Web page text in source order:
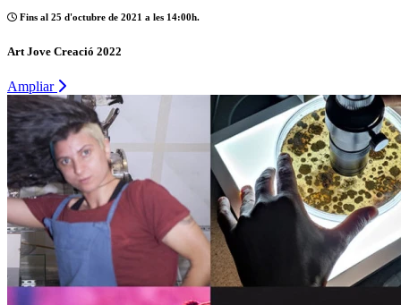
Fins al 25 d'octubre de 2021 a les 14:00h.
Art Jove Creació 2022
Ampliar